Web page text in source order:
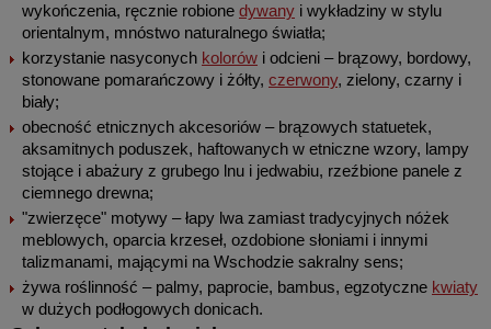
wykończenia, ręcznie robione dywany i wykładziny w stylu
orientalnym, mnóstwo naturalnego światła;
korzystanie nasyconych kolorów i odcieni – brązowy, bordowy,
stonowane pomarańczowy i żółty, czerwony, zielony, czarny i
biały;
obecność etnicznych akcesoriów – brązowych statuetek,
aksamitnych poduszek, haftowanych w etniczne wzory, lampy
stojące i abażury z grubego lnu i jedwabiu, rzeźbione panele z
ciemnego drewna;
"zwierzęce" motywy – łapy lwa zamiast tradycyjnych nóżek
meblowych, oparcia krzeseł, ozdobione słoniami i innymi
talizmanami, mającymi na Wschodzie sakralny sens;
żywa roślinność – palmy, paprocie, bambus, egzotyczne kwiaty
w dużych podłogowych donicach.